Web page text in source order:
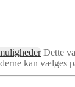
Dette
kan vælges